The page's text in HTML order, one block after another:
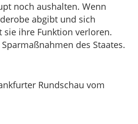
noch aushalten. Wenn
abgibt und sich
ihre Funktion verloren.
des Staates.
Rundschau vom